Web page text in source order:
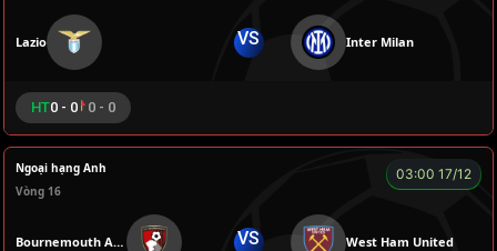
Lazio VS Inter Milan
HT0 - 0 0 - 0
Ngoại hạng Anh
Vòng 16
03:00 17/12
Bournemouth AFC VS West Ham United